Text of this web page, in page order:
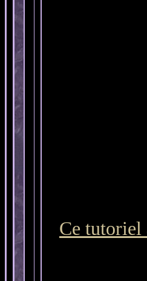
Ce tutoriel